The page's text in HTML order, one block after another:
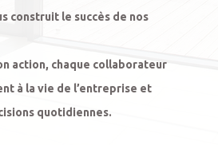
construit le succès de nos
action, chaque collaborateur
à la vie de l’entreprise et
quotidiennes.